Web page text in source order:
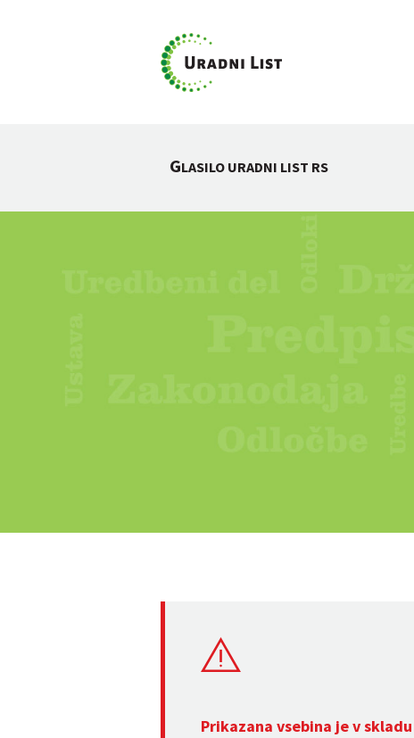
GLASILO URADNI LIST RS
Prikazana vsebina je v